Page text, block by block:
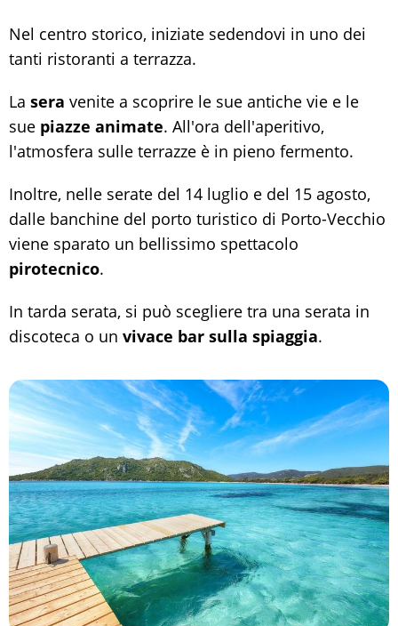
Nel centro storico, iniziate sedendovi in uno dei
tanti ristoranti a terrazza.
La sera venite a scoprire le sue antiche vie e le
sue piazze animate. All'ora dell'aperitivo,
l'atmosfera sulle terrazze è in pieno fermento.
Inoltre, nelle serate del 14 luglio e del 15 agosto,
dalle banchine del porto turistico di Porto-Vecchio
viene sparato un bellissimo spettacolo
pirotecnico.
In tarda serata, si può scegliere tra una serata in
discoteca o un vivace bar sulla spiaggia.